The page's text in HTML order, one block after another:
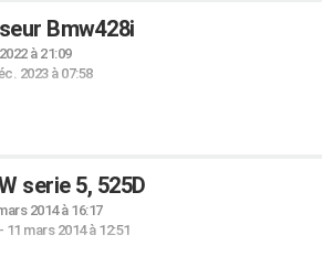
Bmw428i
à 21:09
2023 à 07:58
serie 5, 525D
2014 à 16:17
11 mars 2014 à 12:51